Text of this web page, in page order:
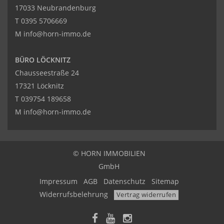
17033 Neubrandenburg
T 0395 5706669
M info@horn-immo.de
BÜRO LÖCKNITZ
Chausseestraße 24
17321 Löcknitz
T 039754 189658
M info@horn-immo.de
© HORN IMMOBILIEN
GmbH
Impressum
AGB Datenschutz
Sitemap
Widerrufsbelehrung
Vertrag widerrufen